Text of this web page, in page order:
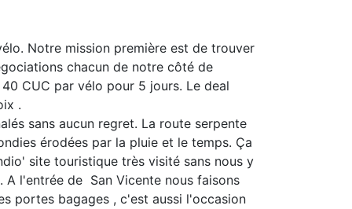
Notre mission première est de trouver
chacun de notre côté de
CUC par vélo pour 5 jours. Le deal
.
sans aucun regret. La route serpente
érodées par la pluie et le temps. Ça
site touristique très visité sans nous y
l'entrée de San Vicente nous faisons
portes bagages , c'est aussi l'occasion